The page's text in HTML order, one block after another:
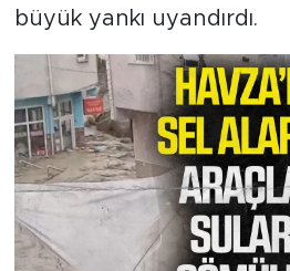
büyük yankı uyandırdı.